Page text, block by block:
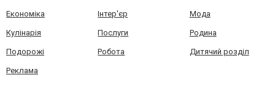
Економіка Інтер'єр Мода
Кулінарія Послуги Родина
Подорожі Робота Дитячий розділ
Реклама